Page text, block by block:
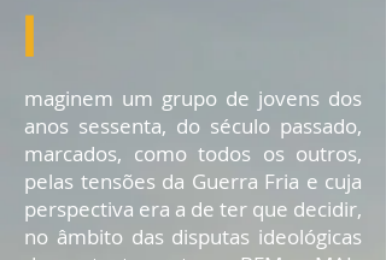
I
maginem um grupo de jovens dos
anos sessenta, do século passado,
marcados, como todos os outros,
pelas tensões da Guerra Fria e cuja
perspectiva era a de ter que decidir,
no âmbito das disputas ideológicas